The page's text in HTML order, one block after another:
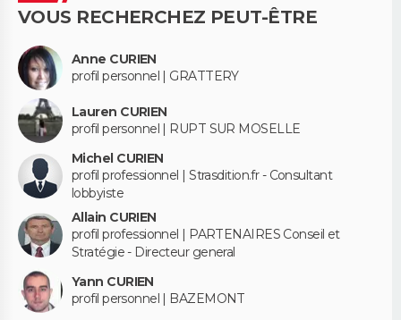
VOUS RECHERCHEZ PEUT-ÊTRE
Anne CURIEN
profil personnel | GRATTERY
Lauren CURIEN
profil personnel | RUPT SUR MOSELLE
Michel CURIEN
profil professionnel | Strasdition.fr - Consultant
lobbyiste
Allain CURIEN
profil professionnel | PARTENAIRES Conseil et
Stratégie - Directeur general
Yann CURIEN
profil personnel | BAZEMONT